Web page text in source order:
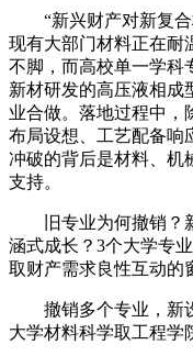
“新兴财产对新复合
现有大部门材料正在耐
不脚，而高校单一学科
新材研发的高压液相成
业合做。落地过程中，
布局设想、工艺配备响
冲破的背后是材料、机
支持。
旧专业为何撤销？新
涵式成长？3个大学专
取财产需求良性互动的
撤销多个专业，新
大学材料科学取工程学